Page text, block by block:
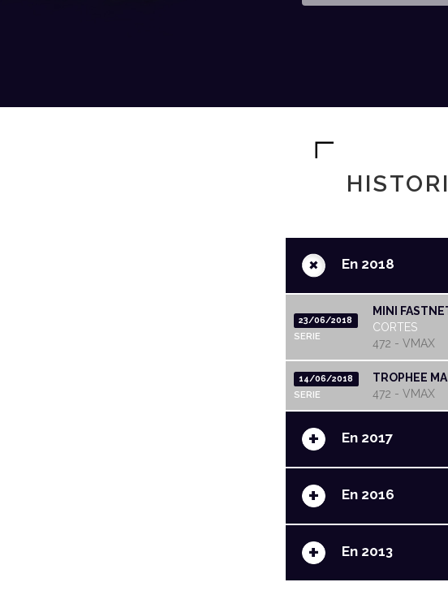
+ En 2018
23/06/2018
SERIE
MINI
CORTES
472 - VMAX
14/06/2018
SERIE
TROPHEE
472 - VMAX
+ En 2017
+ En 2016
+ En 2013